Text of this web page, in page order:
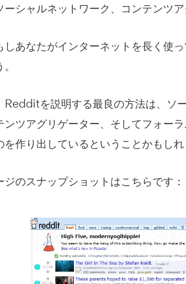
ーシャルネットワーク、コンテンツ
しあなたがインターネットを長く使
Redditを説明する最良の方法は、ソ
ンツアグリゲーター、そしてフォー
を作り出しているということかもしれ
ジのスナップショットはこちらです：